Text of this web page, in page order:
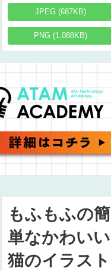
JPEG (687KB)
PNG (1,088KB)
もふもふの簡
単なかわいい
猫のイラスト